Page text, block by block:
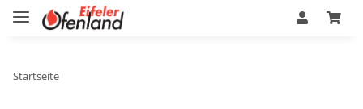
Startseite